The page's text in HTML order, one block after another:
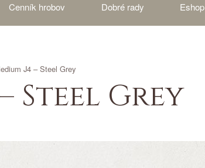
Cenník hrobov Dobré rady Eshop
J4 – Steel Grey
Steel Grey